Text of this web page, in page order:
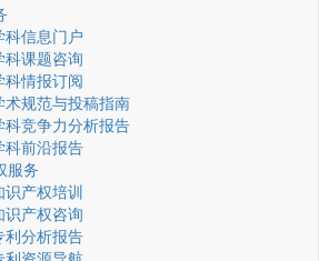
科信息门户
科课题咨询
科情报订阅
术规范与投稿指南
科竞争力分析报告
科前沿报告
服务
识产权培训
识产权咨询
利分析报告